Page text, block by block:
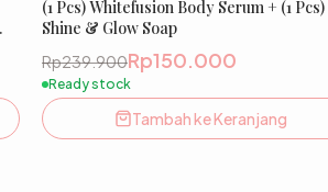
Best
(1 Pcs) Whitefusion Body Serum + (1 Pcs)
Shine & Glow Soap
Rp239.900Rp150.000
Ready stock
Tambah ke Keranjang